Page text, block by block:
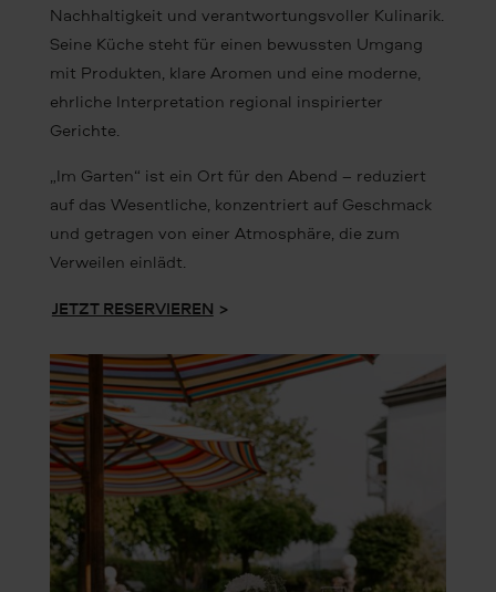
Nachhaltigkeit und verantwortungsvoller Kulinarik.
Seine Küche steht für einen bewussten Umgang
mit Produkten, klare Aromen und eine moderne,
ehrliche Interpretation regional inspirierter
Gerichte.
„Im Garten“ ist ein Ort für den Abend – reduziert
auf das Wesentliche, konzentriert auf Geschmack
und getragen von einer Atmosphäre, die zum
Verweilen einlädt.
JETZT RESERVIEREN